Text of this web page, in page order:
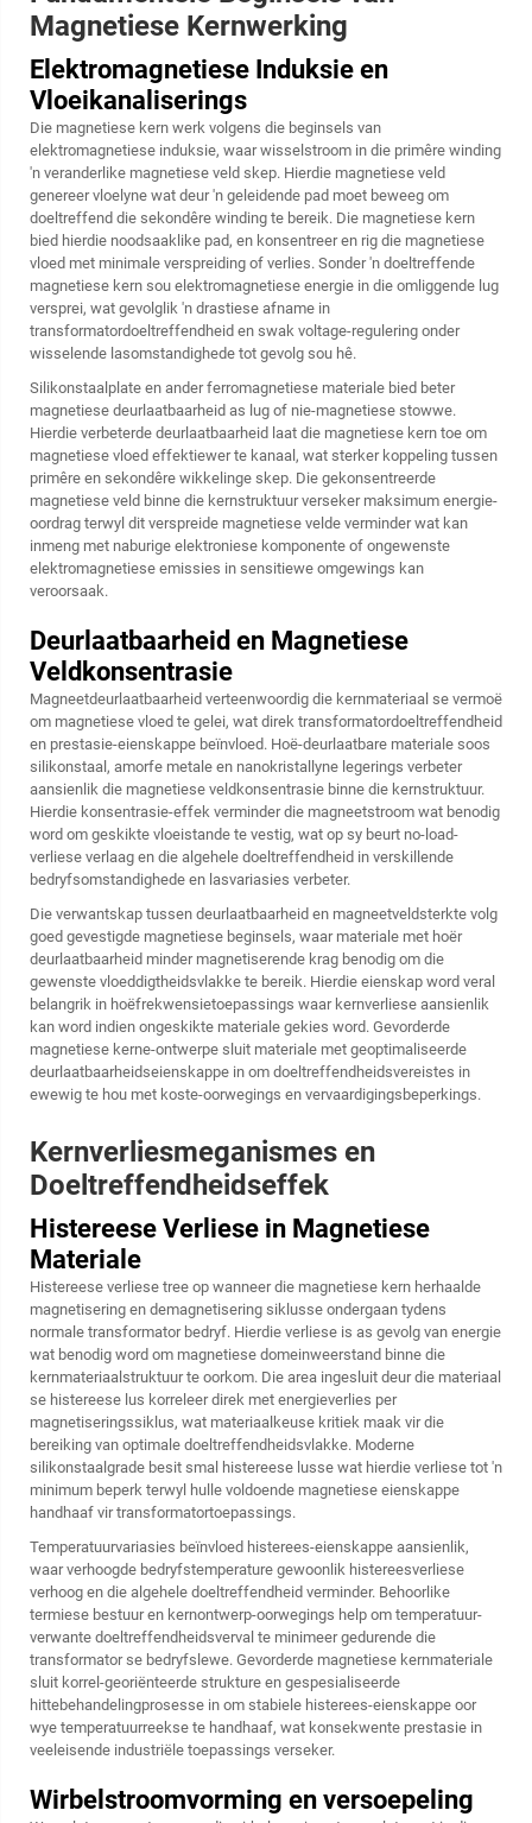
Magnetiese Kernwerking
Elektromagnetiese Induksie en
Vloeikanaliserings
Die magnetiese kern werk volgens die beginsels van
elektromagnetiese induksie, waar wisselstroom in die primêre winding
'n veranderlike magnetiese veld skep. Hierdie magnetiese veld
genereer vloelyne wat deur 'n geleidende pad moet beweeg om
doeltreffend die sekondêre winding te bereik. Die magnetiese kern
bied hierdie noodsaaklike pad, en konsentreer en rig die magnetiese
vloed met minimale verspreiding of verlies. Sonder 'n doeltreffende
magnetiese kern sou elektromagnetiese energie in die omliggende lug
versprei, wat gevolglik 'n drastiese afname in
transformatordoeltreffendheid en swak voltage-regulering onder
wisselende lasomstandighede tot gevolg sou hê.
Silikonstaalplate en ander ferromagnetiese materiale bied beter
magnetiese deurlaatbaarheid as lug of nie-magnetiese stowwe.
Hierdie verbeterde deurlaatbaarheid laat die magnetiese kern toe om
magnetiese vloed effektiewer te kanaal, wat sterker koppeling tussen
primêre en sekondêre wikkelinge skep. Die gekonsentreerde
magnetiese veld binne die kernstruktuur verseker maksimum energie-
oordrag terwyl dit verspreide magnetiese velde verminder wat kan
inmeng met naburige elektroniese komponente of ongewenste
elektromagnetiese emissies in sensitiewe omgewings kan
veroorsaak.
Deurlaatbaarheid en Magnetiese
Veldkonsentrasie
Magneetdeurlaatbaarheid verteenwoordig die kernmateriaal se vermoë
om magnetiese vloed te gelei, wat direk transformatordoeltreffendheid
en prestasie-eienskappe beïnvloed. Hoë-deurlaatbare materiale soos
silikonstaal, amorfe metale en nanokristallyne legerings verbeter
aansienlik die magnetiese veldkonsentrasie binne die kernstruktuur.
Hierdie konsentrasie-effek verminder die magneetstroom wat benodig
word om geskikte vloeistande te vestig, wat op sy beurt no-load-
verliese verlaag en die algehele doeltreffendheid in verskillende
bedryfsomstandighede en lasvariasies verbeter.
Die verwantskap tussen deurlaatbaarheid en magneetveldsterkte volg
goed gevestigde magnetiese beginsels, waar materiale met hoër
deurlaatbaarheid minder magnetiserende krag benodig om die
gewenste vloeddigtheidsvlakke te bereik. Hierdie eienskap word veral
belangrik in hoëfrekwensietoepassings waar kernverliese aansienlik
kan word indien ongeskikte materiale gekies word. Gevorderde
magnetiese kerne-ontwerpe sluit materiale met geoptimaliseerde
deurlaatbaarheidseienskappe in om doeltreffendheidsvereistes in
ewewig te hou met koste-oorwegings en vervaardigingsbeperkings.
Kernverliesmeganismes en
Doeltreffendheidseffek
Histereese Verliese in Magnetiese
Materiale
Histereese verliese tree op wanneer die magnetiese kern herhaalde
magnetisering en demagnetisering siklusse ondergaan tydens
normale transformator bedryf. Hierdie verliese is as gevolg van energie
wat benodig word om magnetiese domeinweerstand binne die
kernmateriaalstruktuur te oorkom. Die area ingesluit deur die materiaal
se histereese lus korreleer direk met energieverlies per
magnetiseringssiklus, wat materiaalkeuse kritiek maak vir die
bereiking van optimale doeltreffendheidsvlakke. Moderne
silikonstaalgrade besit smal histereese lusse wat hierdie verliese tot 'n
minimum beperk terwyl hulle voldoende magnetiese eienskappe
handhaaf vir transformatortoepassings.
Temperatuurvariasies beïnvloed histerees-eienskappe aansienlik,
waar verhoogde bedryfstemperature gewoonlik histereesverliese
verhoog en die algehele doeltreffendheid verminder. Behoorlike
termiese bestuur en kernontwerp-oorwegings help om temperatuur-
verwante doeltreffendheidsverval te minimeer gedurende die
transformator se bedryfslewe. Gevorderde magnetiese kernmateriale
sluit korrel-georiënteerde strukture en gespesialiseerde
hittebehandelingprosesse in om stabiele histerees-eienskappe oor
wye temperatuurreekse te handhaaf, wat konsekwente prestasie in
veeleisende industriële toepassings verseker.
Wirbelstroomvorming en versoepeling